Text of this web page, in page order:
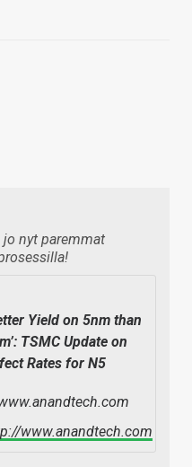
nyt paremmat
Yield on 5nm than
TSMC Update on
Rates for N5
www.anandtech.com